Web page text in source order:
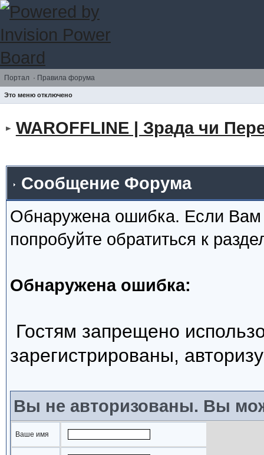
Портал · Правила форума
Это меню отключено
WAROFFLINE | Зрада чи
Сообщение Форума
Обнаружена ошибка. Если
попробуйте обратиться к
Обнаружена ошибка:
Гостям запрещено
зарегистрированы,
Вы не авторизованы. Вы
Ваше имя